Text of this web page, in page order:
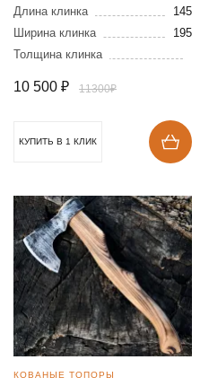
Классический из
стали 9ХС
Длина клинка
145
Ширина клинка
195
Толщина клинка
10 500 ₽ 11300₽
КУПИТЬ В 1 КЛИК
КОВАНЫЕ ТОПОРЫ